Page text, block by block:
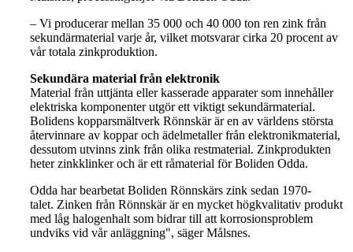
– Vi producerar mellan 35 000 och 40 000 ton ren zink från
sekundärmaterial varje år, vilket motsvarar cirka 20 procent av
vår totala zinkproduktion.
Sekundära material från elektronik
Material från uttjänta eller kasserade apparater som innehåller
elektriska komponenter utgör ett viktigt sekundärmaterial.
Bolidens kopparsmältverk Rönnskär är en av världens största
återvinnare av koppar och ädelmetaller från elektronikmaterial,
dessutom utvinns zink från olika restmaterial. Zinkprodukten
heter zinkklinker och är ett råmaterial för Boliden Odda.
Odda har bearbetat Boliden Rönnskärs zink sedan 1970-
talet. Zinken från Rönnskär är en mycket högkvalitativ produkt
med låg halogenhalt som bidrar till att korrosionsproblem
undviks vid vår anläggning", säger Målsnes.